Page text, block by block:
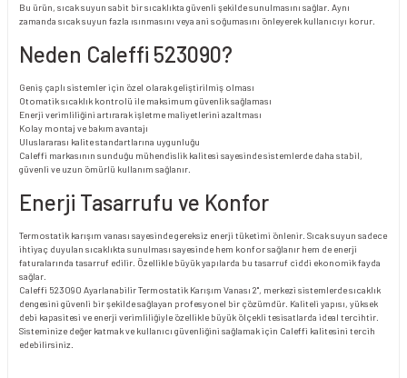
Bu ürün, sıcak suyun sabit bir sıcaklıkta güvenli şekilde sunulmasını sağlar. Aynı
zamanda sıcak suyun fazla ısınmasını veya ani soğumasını önleyerek kullanıcıyı korur.
Neden Caleffi 523090?
Geniş çaplı sistemler için özel olarak geliştirilmiş olması
Otomatik sıcaklık kontrolü ile maksimum güvenlik sağlaması
Enerji verimliliğini artırarak işletme maliyetlerini azaltması
Kolay montaj ve bakım avantajı
Uluslararası kalite standartlarına uygunluğu
Caleffi markasının sunduğu mühendislik kalitesi sayesinde sistemlerde daha stabil,
güvenli ve uzun ömürlü kullanım sağlanır.
Enerji Tasarrufu ve Konfor
Termostatik karışım vanası sayesinde gereksiz enerji tüketimi önlenir. Sıcak suyun sadece
ihtiyaç duyulan sıcaklıkta sunulması sayesinde hem konfor sağlanır hem de enerji
faturalarında tasarruf edilir. Özellikle büyük yapılarda bu tasarruf ciddi ekonomik fayda
sağlar.
Caleffi 523090 Ayarlanabilir Termostatik Karışım Vanası 2", merkezi sistemlerde sıcaklık
dengesini güvenli bir şekilde sağlayan profesyonel bir çözümdür. Kaliteli yapısı, yüksek
debi kapasitesi ve enerji verimliliğiyle özellikle büyük ölçekli tesisatlarda ideal tercihtir.
Sisteminize değer katmak ve kullanıcı güvenliğini sağlamak için Caleffi kalitesini tercih
edebilirsiniz.